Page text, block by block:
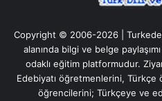
Copyright © 2006-2026 |
alanında bilgi ve belge
odaklı eğitim platformudur.
Edebiyatı öğretmenlerini,
öğrencilerini; Türkçeye ve